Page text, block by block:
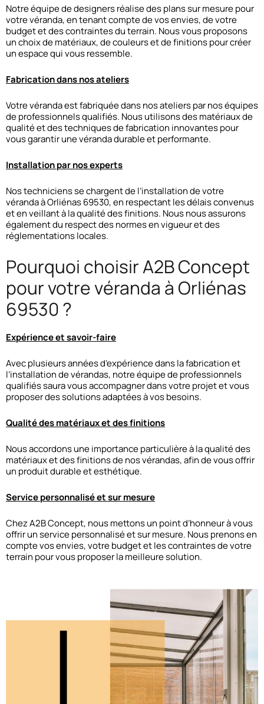
Notre équipe de designers réalise des plans sur mesure pour
votre véranda, en tenant compte de vos envies, de votre
budget et des contraintes du terrain. Nous vous proposons
un choix de matériaux, de couleurs et de finitions pour créer
un espace qui vous ressemble.
Fabrication dans nos ateliers
Votre véranda est fabriquée dans nos ateliers par nos équipes
de professionnels qualifiés. Nous utilisons des matériaux de
qualité et des techniques de fabrication innovantes pour
vous garantir une véranda durable et performante.
Installation par nos experts
Nos techniciens se chargent de l’installation de votre
véranda à Orliénas 69530, en respectant les délais convenus
et en veillant à la qualité des finitions. Nous nous assurons
également du respect des normes en vigueur et des
réglementations locales.
Pourquoi choisir A2B Concept
pour votre véranda à Orliénas
69530 ?
Expérience et savoir-faire
Avec plusieurs années d’expérience dans la fabrication et
l’installation de vérandas, notre équipe de professionnels
qualifiés saura vous accompagner dans votre projet et vous
proposer des solutions adaptées à vos besoins.
Qualité des matériaux et des finitions
Nous accordons une importance particulière à la qualité des
matériaux et des finitions de nos vérandas, afin de vous offrir
un produit durable et esthétique.
Service personnalisé et sur mesure
Chez A2B Concept, nous mettons un point d’honneur à vous
offrir un service personnalisé et sur mesure. Nous prenons en
compte vos envies, votre budget et les contraintes de votre
terrain pour vous proposer la meilleure solution.